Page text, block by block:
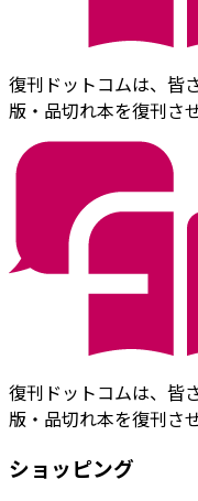
復刊ドットコムは、皆
版・品切れ本を復刊さ
復刊ドットコムは、皆
版・品切れ本を復刊さ
ショッピング